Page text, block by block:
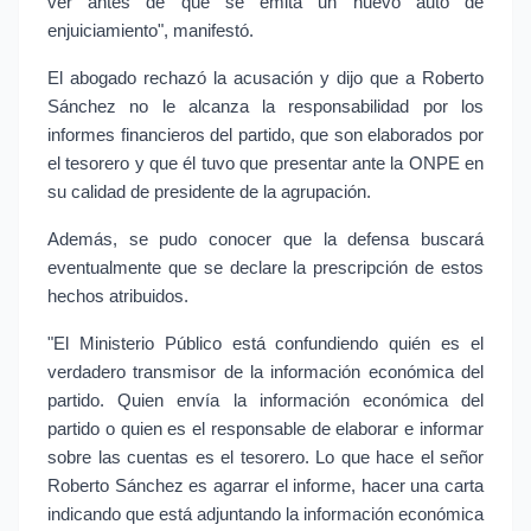
enjuiciamiento", manifestó.
El abogado rechazó la acusación y dijo que a Roberto
Sánchez no le alcanza la responsabilidad por los
informes financieros del partido, que son elaborados por
el tesorero y que él tuvo que presentar ante la ONPE en
su calidad de presidente de la agrupación.
Además, se pudo conocer que la defensa buscará
eventualmente que se declare la prescripción de estos
hechos atribuidos.
"El Ministerio Público está confundiendo quién es el
verdadero transmisor de la información económica del
partido. Quien envía la información económica del
partido o quien es el responsable de elaborar e informar
sobre las cuentas es el tesorero. Lo que hace el señor
Roberto Sánchez es agarrar el informe, hacer una carta
indicando que está adjuntando la información económica